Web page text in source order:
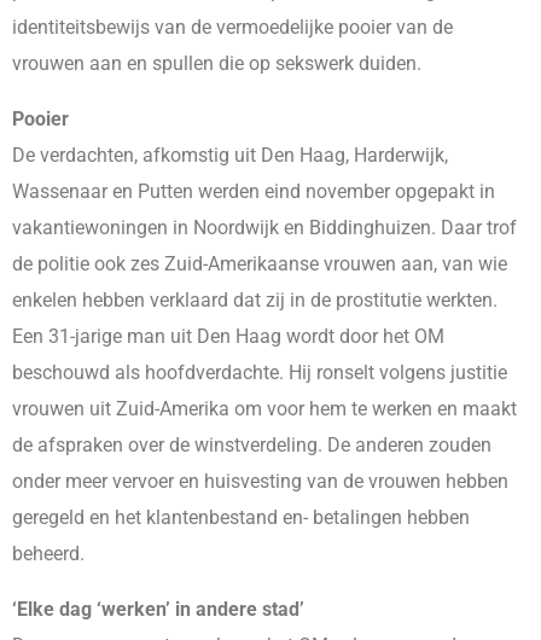
identiteitsbewijs van de vermoedelijke pooier van de
vrouwen aan en spullen die op sekswerk duiden.
Pooier
De verdachten, afkomstig uit Den Haag, Harderwijk,
Wassenaar en Putten werden eind november opgepakt in
vakantiewoningen in Noordwijk en Biddinghuizen. Daar trof
de politie ook zes Zuid-Amerikaanse vrouwen aan, van wie
enkelen hebben verklaard dat zij in de prostitutie werkten.
Een 31-jarige man uit Den Haag wordt door het OM
beschouwd als hoofdverdachte. Hij ronselt volgens justitie
vrouwen uit Zuid-Amerika om voor hem te werken en maakt
de afspraken over de winstverdeling. De anderen zouden
onder meer vervoer en huisvesting van de vrouwen hebben
geregeld en het klantenbestand en- betalingen hebben
beheerd.
‘Elke dag ‘werken’ in andere stad’